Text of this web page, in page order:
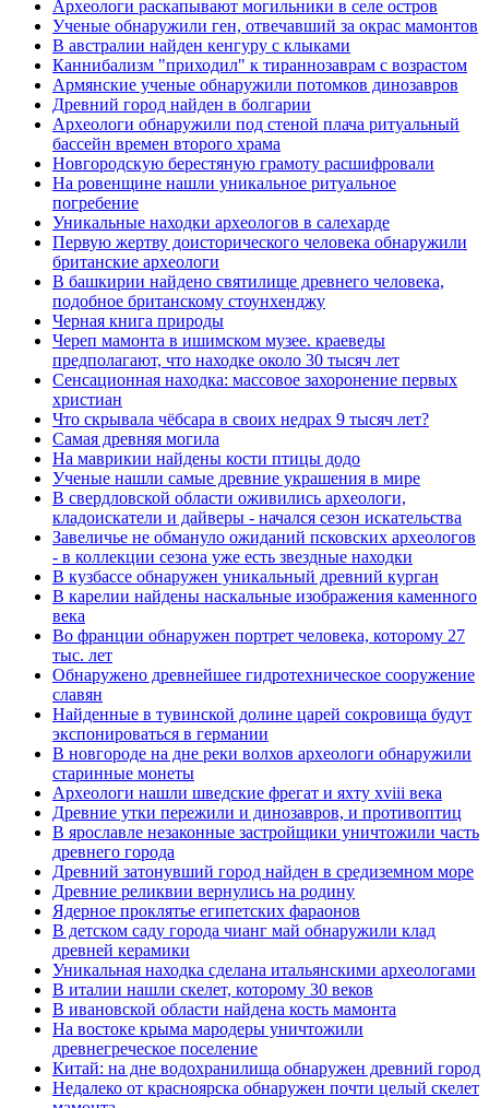
Археологи раскапывают могильники в селе остров
Ученые обнаружили ген, отвечавший за окрас мамонтов
В австралии найден кенгуру с клыками
Каннибализм "приходил" к тираннозаврам с возрастом
Армянские ученые обнаружили потомков динозавров
Древний город найден в болгарии
Археологи обнаружили под стеной плача ритуальный
бассейн времен второго храма
Новгородскую берестяную грамоту расшифровали
На ровенщине нашли уникальное ритуальное
погребение
Уникальные находки археологов в салехарде
Первую жертву доисторического человека обнаружили
британские археологи
В башкирии найдено святилище древнего человека,
подобное британскому стоунхенджу
Черная книга природы
Череп мамонта в ишимском музее. краеведы
предполагают, что находке около 30 тысяч лет
Сенсационная находка: массовое захоронение первых
христиан
Что скрывала чёбсара в своих недрах 9 тысяч лет?
Самая древняя могила
На маврикии найдены кости птицы додо
Ученые нашли самые древние украшения в мире
В свердловской области оживились археологи,
кладоискатели и дайверы - начался сезон искательства
Завеличье не обмануло ожиданий псковских археологов
- в коллекции сезона уже есть звездные находки
В кузбассе обнаружен уникальный древний курган
В карелии найдены наскальные изображения каменного
века
Во франции обнаружен портрет человека, которому 27
тыс. лет
Обнаружено древнейшее гидротехническое сооружение
славян
Найденные в тувинской долине царей сокровища будут
экспонироваться в германии
В новгороде на дне реки волхов археологи обнаружили
старинные монеты
Археологи нашли шведские фрегат и яхту xviii века
Древние утки пережили и динозавров, и противоптиц
В ярославле незаконные застройщики уничтожили часть
древнего города
Древний затонувший город найден в средиземном море
Древние реликвии вернулись на родину
Ядерное проклятье египетских фараонов
В детском саду города чианг май обнаружили клад
древней керамики
Уникальная находка сделана итальянскими археологами
В италии нашли скелет, которому 30 веков
В ивановской области найдена кость мамонта
На востоке крыма мародеры уничтожили
древнегреческое поселение
Китай: на дне водохранилища обнаружен древний город
Недалеко от красноярска обнаружен почти целый скелет